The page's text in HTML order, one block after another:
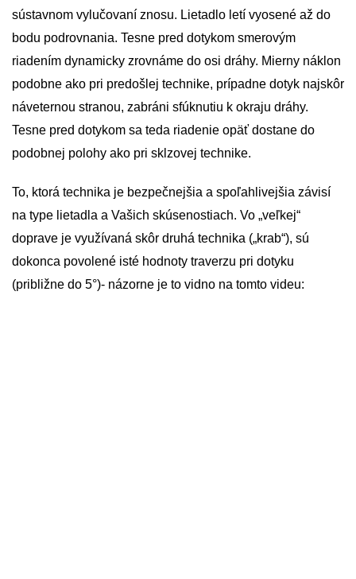
sústavnom vylučovaní znosu. Lietadlo letí vyosené až do
bodu podrovnania. Tesne pred dotykom smerovým
riadením dynamicky zrovnáme do osi dráhy. Mierny náklon
podobne ako pri predošlej technike, prípadne dotyk najskôr
náveternou stranou, zabráni sfúknutiu k okraju dráhy.
Tesne pred dotykom sa teda riadenie opäť dostane do
podobnej polohy ako pri sklzovej technike.
To, ktorá technika je bezpečnejšia a spoľahlivejšia závisí
na type lietadla a Vašich skúsenostiach. Vo „veľkej“
doprave je využívaná skôr druhá technika („krab“), sú
dokonca povolené isté hodnoty traverzu pri dotyku
(približne do 5°)- názorne je to vidno na tomto videu: